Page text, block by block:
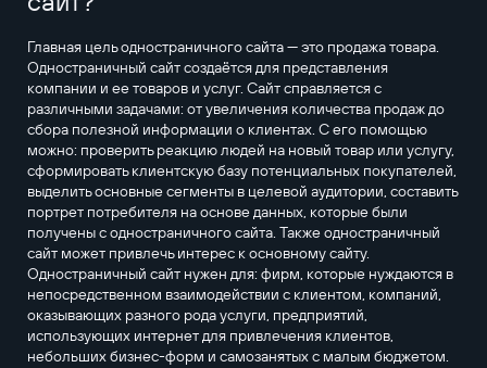
Главная цель одностраничного сайта — это продажа товара.
Одностраничный сайт создаётся для представления
компании и ее товаров и услуг. Сайт справляется с
различными задачами: от увеличения количества продаж до
сбора полезной информации о клиентах. С его помощью
можно: проверить реакцию людей на новый товар или услугу,
сформировать клиентскую базу потенциальных покупателей,
выделить основные сегменты в целевой аудитории, составить
портрет потребителя на основе данных, которые были
получены с одностраничного сайта. Также одностраничный
сайт может привлечь интерес к основному сайту.
Одностраничный сайт нужен для: фирм, которые нуждаются в
непосредственном взаимодействии с клиентом, компаний,
оказывающих разного рода услуги, предприятий,
использующих интернет для привлечения клиентов,
небольших бизнес-форм и самозанятых с малым бюджетом.